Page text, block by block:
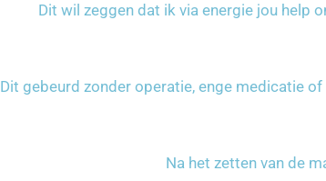
Dit wil zeggen dat ik via energie jou help
Dit gebeurd zonder operatie, enge medicatie
Na het zetten van de